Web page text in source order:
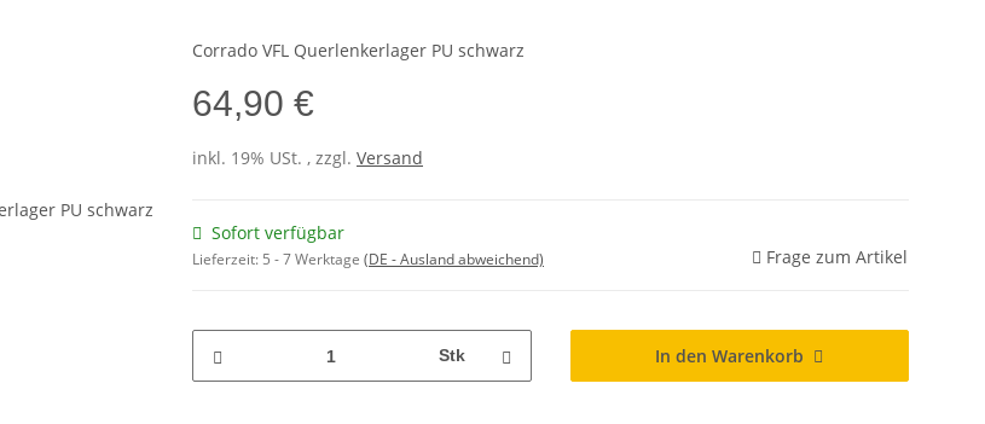
Corrado VFL Querlenkerlager PU schwarz
64,90 €
inkl. 19% USt. , zzgl. Versand
Sofort verfügbar
Lieferzeit: 5 - 7 Werktage (DE - Ausland abweichend) Frage zum Artikel
Stk In den Warenkorb